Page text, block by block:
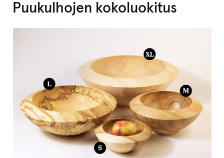
Puukulhojen kokoluokitus